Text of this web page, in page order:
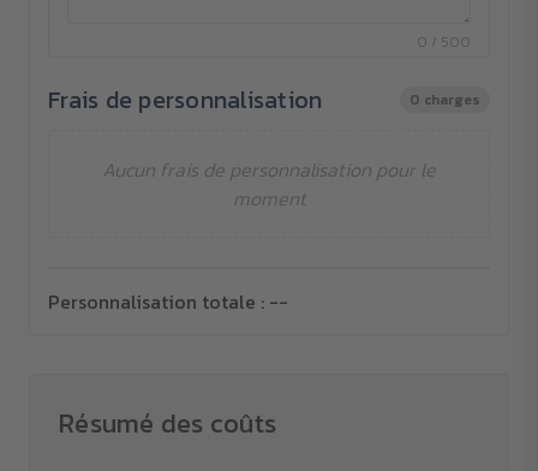
0 / 500
Frais de personnalisation 0 charges
Aucun frais de personnalisation pour le
moment
Personnalisation totale : --
Résumé des coûts